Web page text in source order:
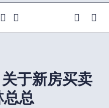
于新房买卖
总总